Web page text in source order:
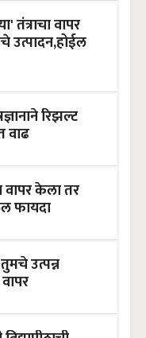
वापर
उत्पादन,होईल
रिझल्ट
वाढ
फायदा
उत्पन्न